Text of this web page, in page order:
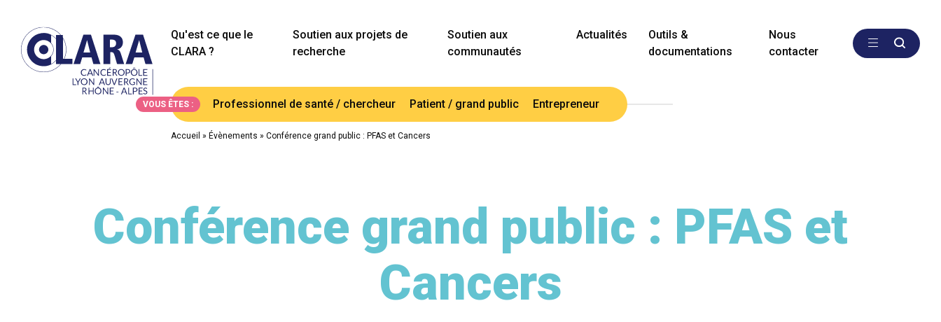
Qu'est ce que le
CLARA ?
Soutien aux projets de
recherche
Soutien aux
communautés
Actualités
Outils &
documentations
Nous
contacter
VOUS ÊTES : Professionnel de santé / chercheur Patient / grand public Entrepreneur
Accueil » Évènements » Conférence grand public : PFAS et Cancers
Conférence grand public : PFAS et
Cancers